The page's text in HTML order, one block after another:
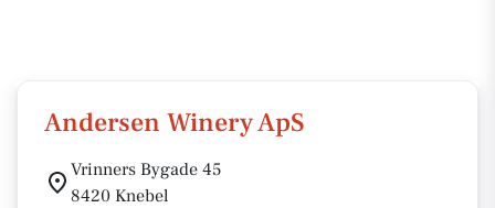
Andersen Winery ApS
Vrinners Bygade 45
8420 Knebel